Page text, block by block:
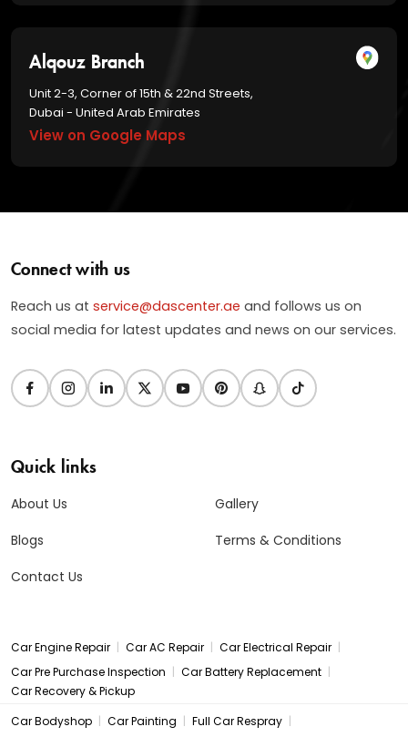
Alqouz Branch
Unit 2-3, Corner of 15th & 22nd Streets,
Dubai - United Arab Emirates
View on Google Maps
Connect with us
Reach us at service@dascenter.ae and follows us on
social media for latest updates and news on our services.
Quick links
About Us
Blogs
Contact Us
Gallery
Terms & Conditions
Car Engine Repair | Car AC Repair | Car Electrical Repair |
Car Pre Purchase Inspection | Car Battery Replacement |
Car Recovery & Pickup
Car Bodyshop | Car Painting | Full Car Respray |